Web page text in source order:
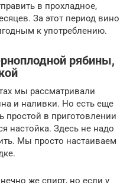
в прохладное,
За этот период вино
к употреблению.
рябины,
мы рассматривали
и наливки. Но есть еще
простой в приготовлении
настойка. Здесь не надо
Мы просто настаиваем
же спирт, но если у